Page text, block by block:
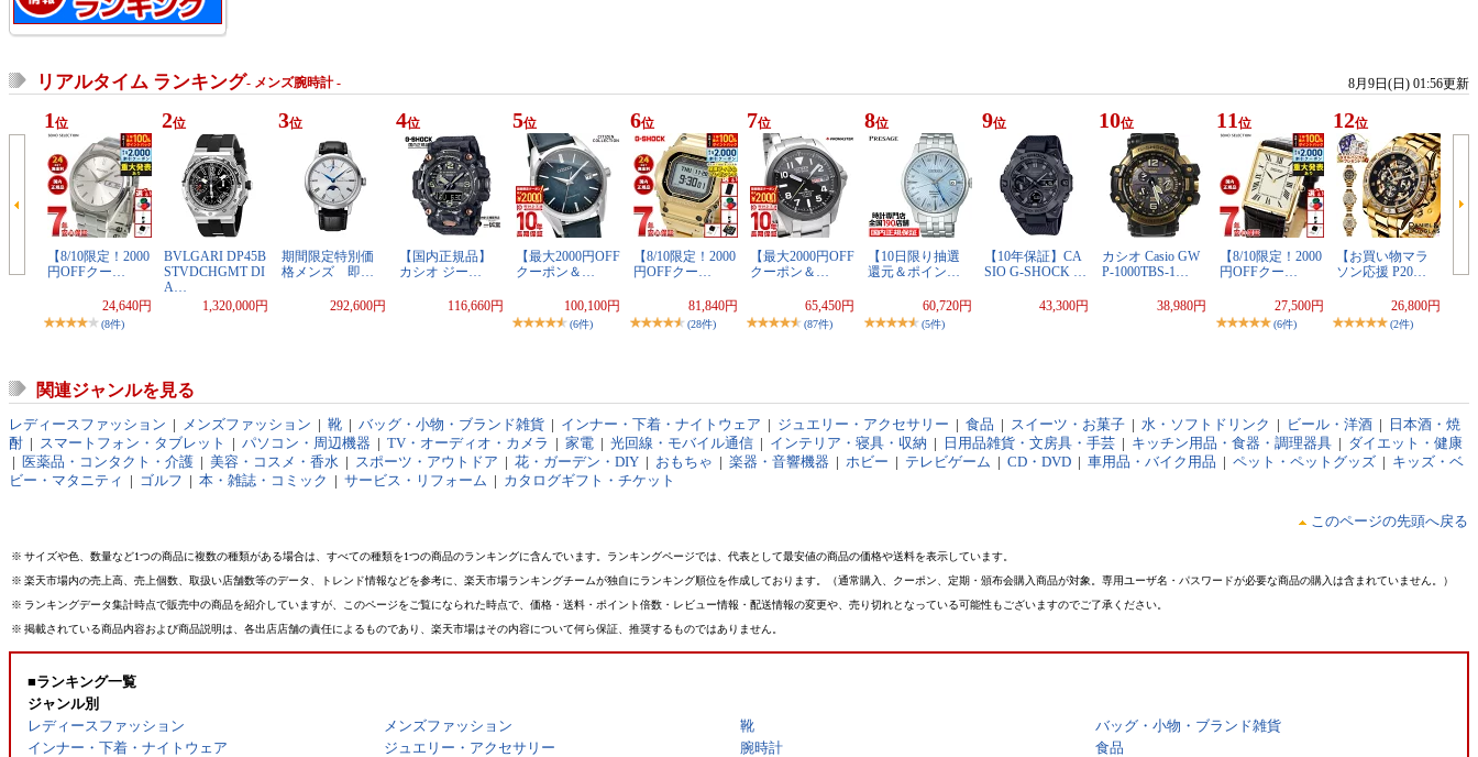
リアルタイム ランキング- メンズ腕時計 - 8月9日(日) 01:56更新
1 位
【8/10限定！2000
円OFFクー…
24,640円
(8件)
2位
BVLGARI DP45B
STVDCHGMT DI
A…
1,320,000円
3位
期間限定特別価
格メンズ 即…
292,600円
4位
【国内正規品】
カシオ ジー…
116,660円
5位
【最大2000円OFF
クーポン＆…
100,100円
(6件)
6位
【8/10限定！2000
円OFFクー…
81,840円
(28件)
7位
【最大2000円OFF
クーポン＆…
65,450円
(87件)
8位
【10日限り抽選
還元＆ポイン…
60,720円
(5件)
9位
【10年保証】CA
SIO G-SHOCK …
43,300円
10位
カシオ Casio GW
P-1000TBS-1…
38,980円
11 位
【8/10限定！2000
円OFFクー…
27,500円
(6件)
12位
【お買い物マラ
ソン応援 P20…
26,800円
(2件)
関連ジャンルを見る
レディースファッション | メンズファッション | 靴 | バッグ・小物・ブランド雑貨 | インナー・下着・ナイトウェア | ジュエリー・アクセサリー | 食品 | スイーツ・お菓子 | 水・ソフトドリンク | ビール・洋酒 | 日本酒・焼
酎 | スマートフォン・タブレット | パソコン・周辺機器 | TV・オーディオ・カメラ | 家電 | 光回線・モバイル通信 | インテリア・寝具・収納 | 日用品雑貨・文房具・手芸 | キッチン用品・食器・調理器具 | ダイエット・健康
| 医薬品・コンタクト・介護 | 美容・コスメ・香水 | スポーツ・アウトドア | 花・ガーデン・DIY | おもちゃ | 楽器・音響機器 | ホビー | テレビゲーム | CD・DVD | 車用品・バイク用品 | ペット・ペットグッズ | キッズ・ベ
ビー・マタニティ | ゴルフ | 本・雑誌・コミック | サービス・リフォーム | カタログギフト・チケット
このページの先頭へ戻る
※ サイズや色、数量など1つの商品に複数の種類がある場合は、すべての種類を1つの商品のランキングに含んでいます。ランキングページでは、代表として最安値の商品の価格や送料を表示しています。
※ 楽天市場内の売上高、売上個数、取扱い店舗数等のデータ、トレンド情報などを参考に、楽天市場ランキングチームが独自にランキング順位を作成しております。（通常購入、クーポン、定期・頒布会購入商品が対象。専用ユーザ名・パスワードが必要な商品の購入は含まれていません。）
※ ランキングデータ集計時点で販売中の商品を紹介していますが、このページをご覧になられた時点で、価格・送料・ポイント倍数・レビュー情報・配送情報の変更や、売り切れとなっている可能性もございますのでご了承ください。
※ 掲載されている商品内容および商品説明は、各出店店舗の責任によるものであり、楽天市場はその内容について何ら保証、推奨するものではありません。
■ランキング一覧
ジャンル別
レディースファッション
メンズファッション 靴
バッグ・小物・ブランド雑貨
インナー・下着・ナイトウェア
ジュエリー・アクセサリー 腕時計
食品